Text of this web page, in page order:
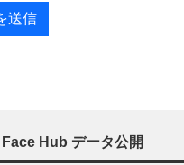
Hub データ公開